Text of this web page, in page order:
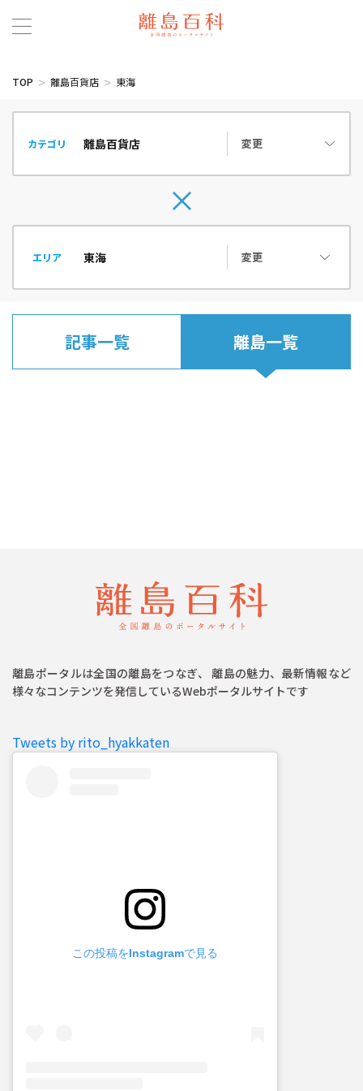
TOP 離島百貨店 東海
カテゴリ 変更
エリア 変更
記事一覧 離島一覧
離島ポータルは全国の離島をつなぎ、 離島の魅力、最新情報など
様々なコンテンツを発信しているWebポータルサイトです
Tweets by rito_hyakkaten
この投稿をInstagramで見る